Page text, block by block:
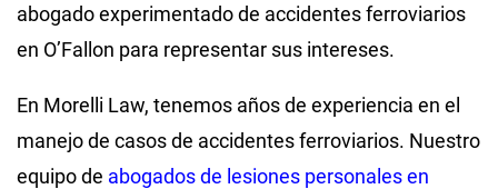
abogado experimentado de accidentes ferroviarios
en O’Fallon para representar sus intereses.
En Morelli Law, tenemos años de experiencia en el
manejo de casos de accidentes ferroviarios. Nuestro
equipo de abogados de lesiones personales en